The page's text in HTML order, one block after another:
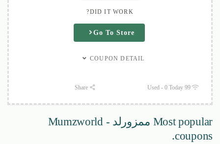
DID IT WORK?
Go To Store
COUPON DETAIL
99 Used - 0 Today
Share
Most popular ممزورلد - Mumzworld
coupons.